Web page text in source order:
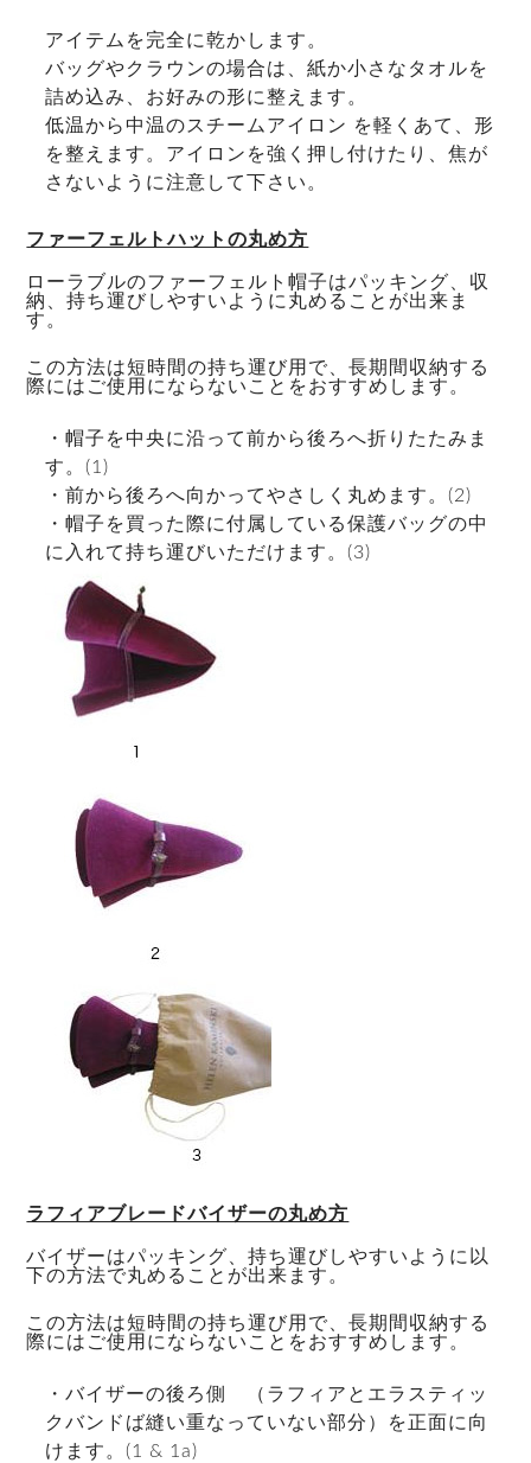
アイテムを完全に乾かします。
バッグやクラウンの場合は、紙か小さなタオルを
詰め込み、お好みの形に整えます。
低温から中温のスチームアイロン を軽くあて、形
を整えます。アイロンを強く押し付けたり、焦が
さないように注意して下さい。
ファーフェルトハットの丸め方
ローラブルのファーフェルト帽子はパッキング、収
納、持ち運びしやすいように丸めることが出来ま
す。
この方法は短時間の持ち運び用で、長期間収納する
際にはご使用にならないことをおすすめします。
・帽子を中央に沿って前から後ろへ折りたたみま
す。(1)
・前から後ろへ向かってやさしく丸めます。(2)
・帽子を買った際に付属している保護バッグの中
に入れて持ち運びいただけます。(3)
ラフィアブレードバイザーの丸め方
バイザーはパッキング、持ち運びしやすいように以
下の方法で丸めることが出来ます。
この方法は短時間の持ち運び用で、長期間収納する
際にはご使用にならないことをおすすめします。
・バイザーの後ろ側 （ラフィアとエラスティッ
クバンドば縫い重なっていない部分）を正面に向
けます。(1 & 1a)